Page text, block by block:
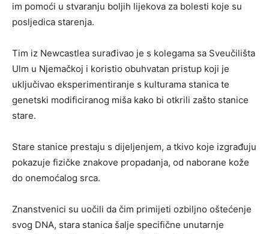
im pomoći u stvaranju boljih lijekova za bolesti koje su
posljedica starenja.
Tim iz Newcastlea surađivao je s kolegama sa Sveučilišta
Ulm u Njemačkoj i koristio obuhvatan pristup koji je
uključivao eksperimentiranje s kulturama stanica te
genetski modificiranog miša kako bi otkrili zašto stanice
stare.
Stare stanice prestaju s dijeljenjem, a tkivo koje izgrađuju
pokazuje fizičke znakove propadanja, od naborane kože
do onemoćalog srca.
Znanstvenici su uočili da čim primijeti ozbiljno oštećenje
svog DNA, stara stanica šalje specifične unutarnje